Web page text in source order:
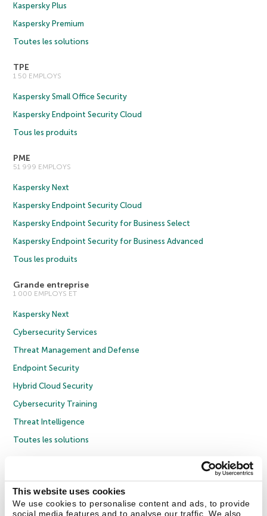
This website uses cookies
We use cookies to personalise content and ads, to provide
social media features and to analyse our traffic. We also
Kaspersky Plus
Kaspersky Premium
Toutes les solutions
TPE
1 50 EMPLOYS
Kaspersky Small Office Security
Kaspersky Endpoint Security Cloud
Tous les produits
PME
51 999 EMPLOYS
Kaspersky Next
Kaspersky Endpoint Security Cloud
Kaspersky Endpoint Security for Business Select
Kaspersky Endpoint Security for Business Advanced
Tous les produits
Grande entreprise
1 000 EMPLOYS ET
Kaspersky Next
Cybersecurity Services
Threat Management and Defense
Endpoint Security
Hybrid Cloud Security
Cybersecurity Training
Threat Intelligence
Toutes les solutions
Politique de confidentialité
Politique anticorruption
Contrat de licence grand public
Contrat de licence entreprises
Cookies